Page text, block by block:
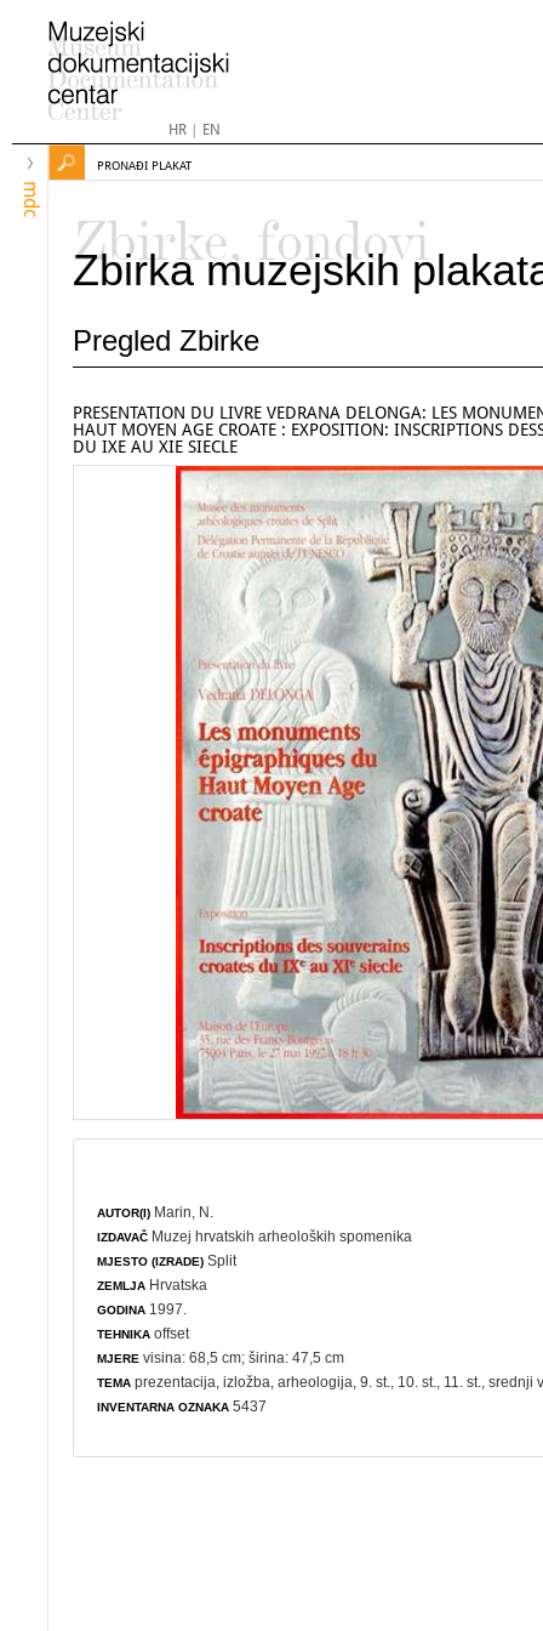
HR| EN
mdc
PRONAĐI PLAKAT
Zbirke, fondovi
Zbirka muzejskih
Pregled Zbirke
PRESENTATION DU LIVRE VEDRANA DELONGA: LES
HAUT MOYEN AGE CROATE : EXPOSITION: INSCRIPTIONS
DU IXE AU XIE SIECLE
AUTOR(I) Marin, N.
IZDAVAČ Muzej hrvatskih arheoloških spomenika
MJESTO (IZRADE) Split
ZEMLJA Hrvatska
GODINA 1997.
TEHNIKA offset
MJERE visina: 68,5 cm; širina: 47,5 cm
TEMA prezentacija ,izložba ,arheologija , 9. st., 10. st., 11. st., srednji
INVENTARNA OZNAKA 5437